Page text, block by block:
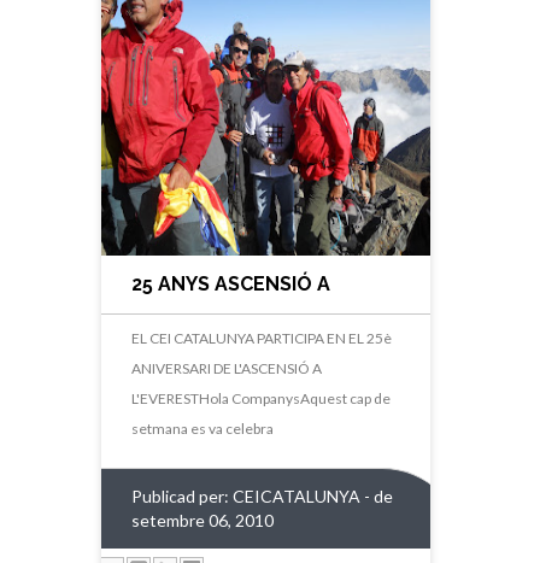
25 ANYS ASCENSIÓ A
L'EVEREST
EL CEI CATALUNYA PARTICIPA EN EL 25è
ANIVERSARI DE L'ASCENSIÓ A
L'EVERESTHola CompanysAquest cap de
setmana es va celebra
Publicad per: CEICATALUNYA - de
setembre 06, 2010